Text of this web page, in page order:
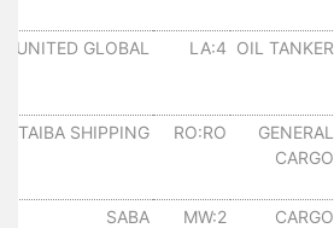
OIL TANKER
LA:4
UNITED GLOBAL
GENERAL
CARGO
RO:RO
TAIBA SHIPPING
CARGO
MW:2
SABA